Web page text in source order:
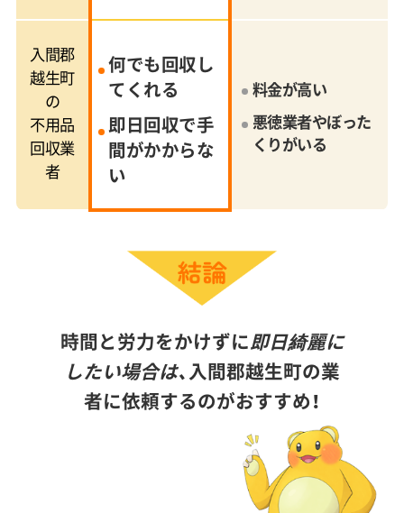
入間郡
越生町
の
不用品
回収業
者
何でも回収し
てくれる
即日回収で手
間がかからな
い
料金が高い
悪徳業者やぼった
くりがいる
時間と労力をかけずに即日綺麗に
したい場合は、入間郡越生町の業
者に依頼するのがおすすめ！